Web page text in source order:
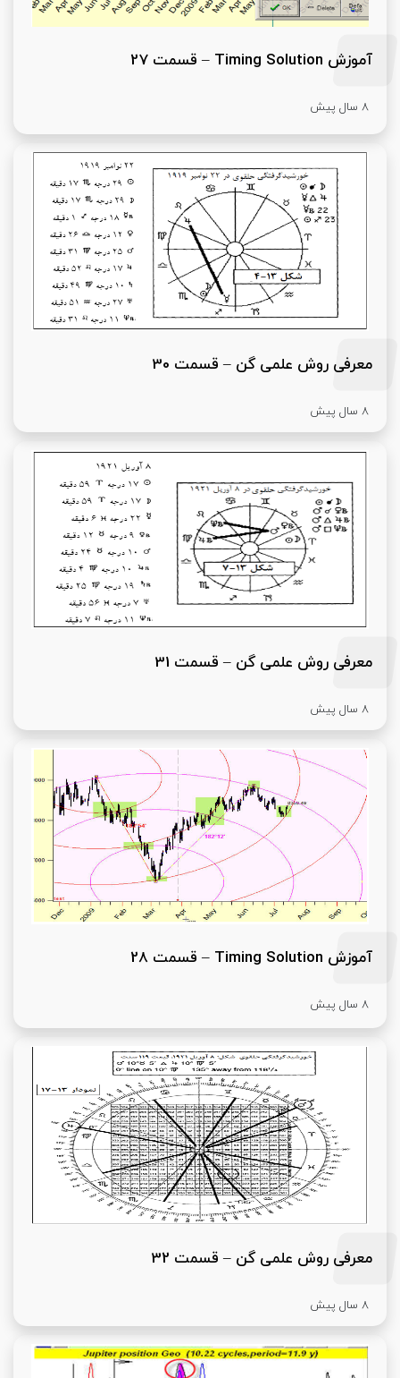
آموزش Timing Solution – قسمت 27
8 سال پیش
معرفی روش علمی گن – قسمت 30
8 سال پیش
معرفی روش علمی گن – قسمت 31
8 سال پیش
آموزش Timing Solution – قسمت 28
8 سال پیش
معرفی روش علمی گن – قسمت 32
8 سال پیش